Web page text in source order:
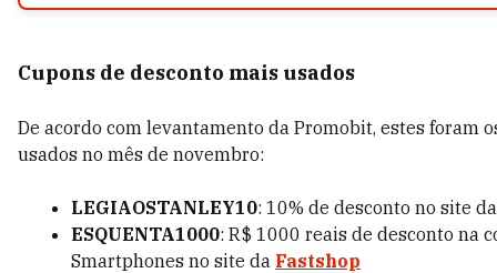
Cupons de desconto mais usados
De acordo com levantamento da Promobit, estes foram
usados no mês de novembro:
LEGIAOSTANLEY10: 10% de desconto no site da
ESQUENTA1000: R$ 1000 reais de desconto na
Smartphones no site da Fastshop